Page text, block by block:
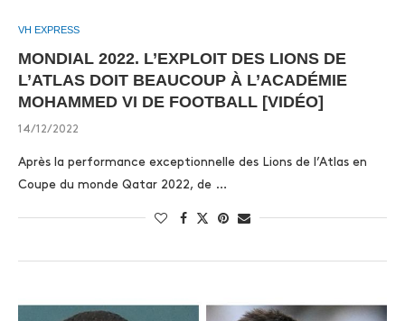
VH EXPRESS
MONDIAL 2022. L’EXPLOIT DES LIONS DE
L’ATLAS DOIT BEAUCOUP À L’ACADÉMIE
MOHAMMED VI DE FOOTBALL [VIDÉO]
14/12/2022
Après la performance exceptionnelle des Lions de l’Atlas en
Coupe du monde Qatar 2022, de …